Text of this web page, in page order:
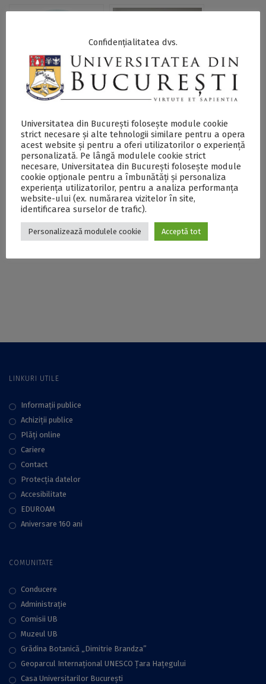
«Great Tradition»:
Popular Culture in
Eighteenth-Century
England” – conf.
univ. dr. Dragoș
Ivana
Iliescu, cadru
didactic al UB,
onorat cu distincția
“Extraordinary
Professor” la
Universitatea din
Stellenbosch
Prof. univ. dr. Dragoș
Iliescu, cadru
Volumul „Minerale
Metalice și
acad. dr. Nicolae
LINKURI UTILE
Informații publice
Achiziții publice
Plăţi online
Cariere
Contact
Protecţia datelor
Accesibilitate
EDUROAM
Aniversare 160 ani
COMUNITATE
Conducere
Administraţie
Comisii UB
Muzeul UB
Grădina Botanică „Dimitrie Brandza”
Geoparcul Internațional UNESCO Țara Hațegului
Casa Universitarilor București
Confidențialitatea dvs.
Universitatea din București folosește module cookie
strict necesare și alte tehnologii similare pentru a opera
acest website și pentru a oferi utilizatorilor o experiență
personalizată. Pe lângă modulele cookie strict
necesare, Universitatea din București folosește module
cookie opționale pentru a îmbunătăți și personaliza
experiența utilizatorilor, pentru a analiza performanța
website-ului (ex. numărarea vizitelor în site,
identificarea surselor de trafic).
Personalizează modulele cookie Acceptă tot